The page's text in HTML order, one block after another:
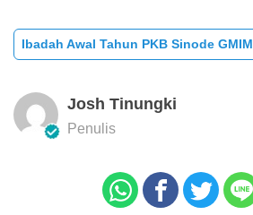
Ibadah Awal Tahun PKB Sinode GMIM
Josh Tinungki
Penulis